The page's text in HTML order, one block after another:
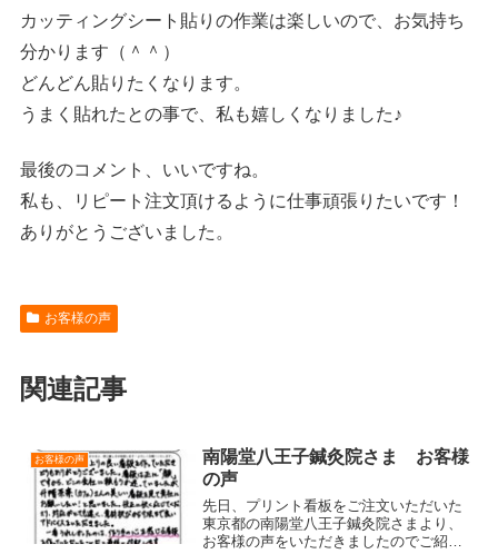
カッティングシート貼りの作業は楽しいので、お気持ち
分かります（＾＾）
どんどん貼りたくなります。
うまく貼れたとの事で、私も嬉しくなりました♪
最後のコメント、いいですね。
私も、リピート注文頂けるように仕事頑張りたいです！
ありがとうございました。
お客様の声
関連記事
お客様の声
南陽堂八王子鍼灸院さま お客様
の声
先日、プリント看板をご注文いただいた
東京都の南陽堂八王子鍼灸院さまより、
お客様の声をいただきましたのでご紹介